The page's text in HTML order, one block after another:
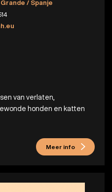
/ Spanje
van verlaten,
honden en katten
Meer info